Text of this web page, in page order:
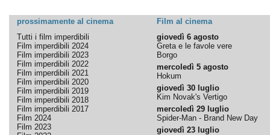
prossimamente al cinema
Film al cinema
Tutti i film imperdibili
Film imperdibili 2024
Film imperdibili 2023
Film imperdibili 2022
Film imperdibili 2021
Film imperdibili 2020
Film imperdibili 2019
Film imperdibili 2018
Film imperdibili 2017
Film 2024
Film 2023
giovedì 6 agosto
Greta e le favole vere
Borgo
mercoledì 5 agosto
Hokum
giovedì 30 luglio
Kim Novak's Vertigo
mercoledì 29 luglio
Spider-Man - Brand New Day
giovedì 23 luglio